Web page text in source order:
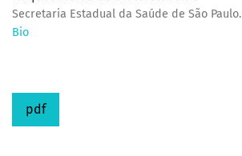
Secretaria Estadual da Saúde de São Paulo.
Bio
pdf